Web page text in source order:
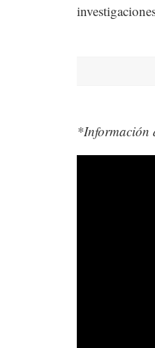
*Información